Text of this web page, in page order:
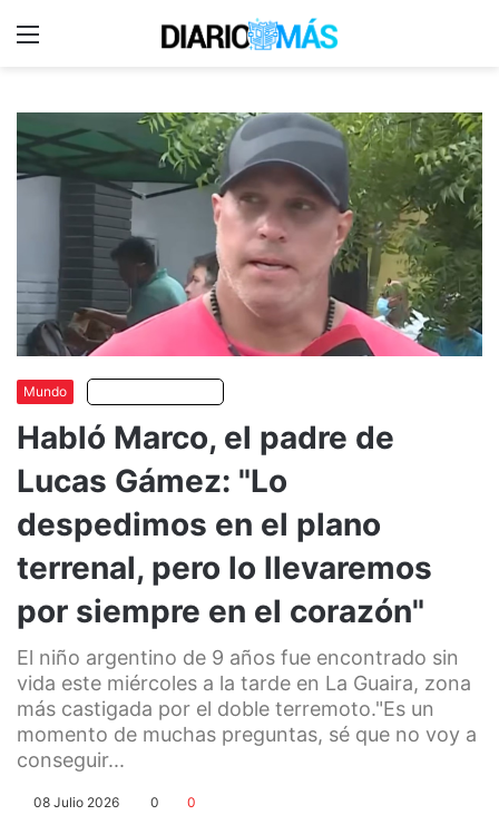
Mundo
Habló Marco, el padre de
Lucas Gámez: "Lo
despedimos en el plano
terrenal, pero lo llevaremos
por siempre en el corazón"
El niño argentino de 9 años fue encontrado sin
vida este miércoles a la tarde en La Guaira, zona
más castigada por el doble terremoto."Es un
momento de muchas preguntas, sé que no voy a
conseguir...
08 Julio 2026 0 0